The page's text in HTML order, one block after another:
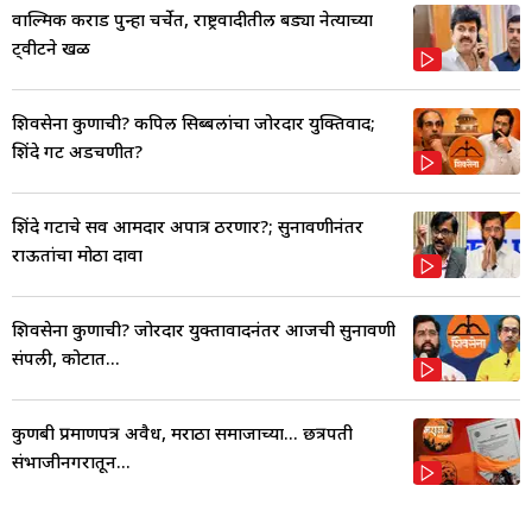
वाल्मिक कराड पुन्हा चर्चेत, राष्ट्रवादीतील बड्या नेत्याच्या
ट्वीटने खळ
शिवसेना कुणाची? कपिल सिब्बलांचा जोरदार युक्तिवाद;
शिंदे गट अडचणीत?
शिंदे गटाचे सर्व आमदार अपात्र ठरणार?; सुनावणीनंतर
राऊतांचा मोठा दावा
शिवसेना कुणाची? जोरदार युक्तावादनंतर आजची सुनावणी
संपली, कोर्टात...
कुणबी प्रमाणपत्र अवैध, मराठा समाजाच्या... छत्रपती
संभाजीनगरातून...